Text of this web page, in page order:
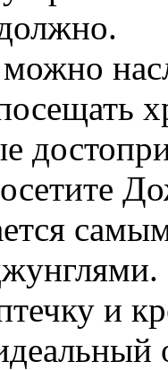
и